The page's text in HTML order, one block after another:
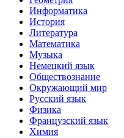
Информатика
История
Литература
Математика
Музыка
Немецкий язык
Обществознание
Окружающий мир
Русский язык
Физика
Французский язык
Химия